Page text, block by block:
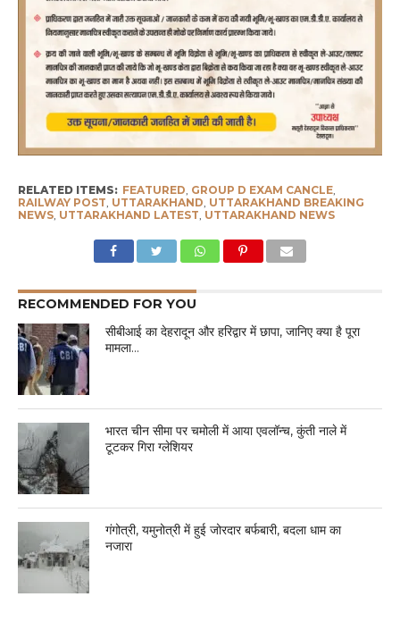
RELATED ITEMS: FEATURED GROUP D EXAM CANCLE,
RAILWAY POST UTTARAKHAND UTTARAKHAND BREAKING
NEWS, UTTARAKHAND LATEST UTTARAKHAND NEWS
RECOMMENDED FOR YOU
सीबीआई का देहरादून और हरिद्वार में छापा, जानिए क्या है पूरा
मामला…
भारत चीन सीमा पर चमोली में आया एवलॉन्च, कुंती नाले में
टूटकर गिरा ग्लेशियर
गंगोत्री, यमुनोत्री में हुई जोरदार बर्फबारी, बदला धाम का
नजारा